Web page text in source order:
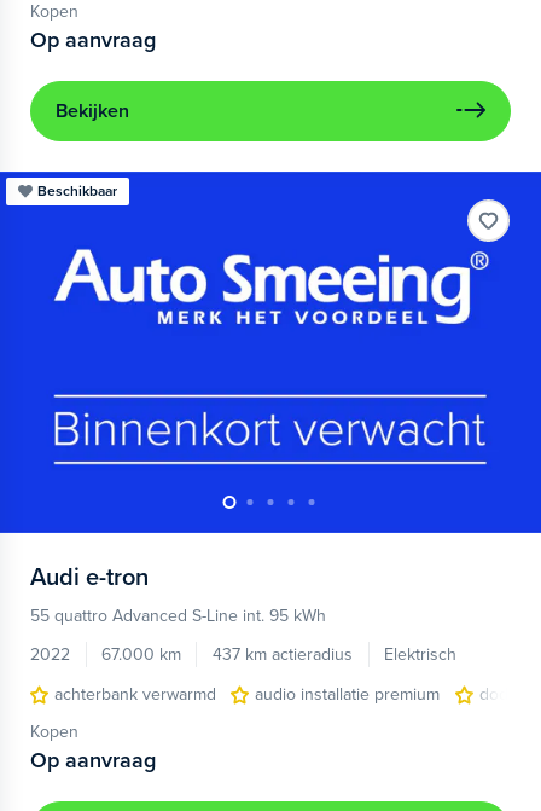
Kopen
Op aanvraag
Bekijken
Beschikbaar
Audi e-tron
55 quattro Advanced S-Line int. 95 kWh
2022
67.000 km 437 km actieradius
Elektrisch
achterbank verwarmd
audio installatie premium
Kopen
Op aanvraag